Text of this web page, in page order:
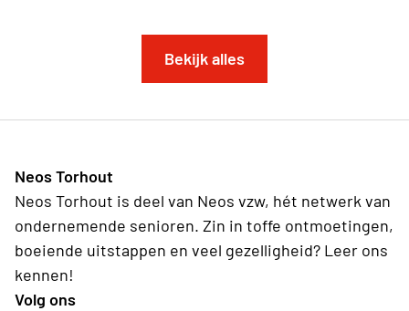
Bekijk alles
Neos Torhout
Neos Torhout is deel van Neos vzw, hét netwerk van
ondernemende senioren. Zin in toffe ontmoetingen,
boeiende uitstappen en veel gezelligheid? Leer ons
kennen!
Volg ons